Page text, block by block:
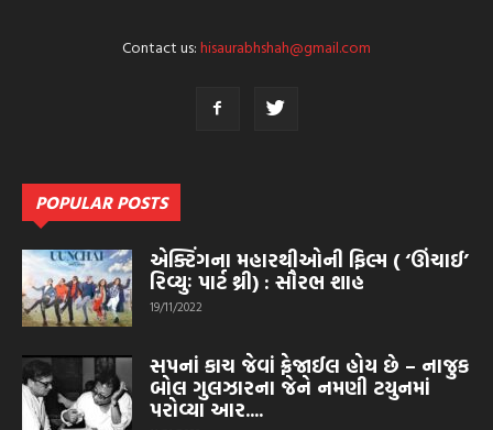
Contact us:hisaurabhshah@gmail.com
POPULAR POSTS
એક્ટિંગના મહારથીઓની ફિલ્મ ( ‘ઊંચાઈ’
રિવ્યુઃ પાર્ટ થ્રી) : સૌરભ શાહ
19/11/2022
સપનાં કાચ જેવાં ફ્રેજાઈલ હોય છે – નાજુક
બોલ ગુલઝારના જેને નમણી ટયુનમાં
પરોવ્યા આર....